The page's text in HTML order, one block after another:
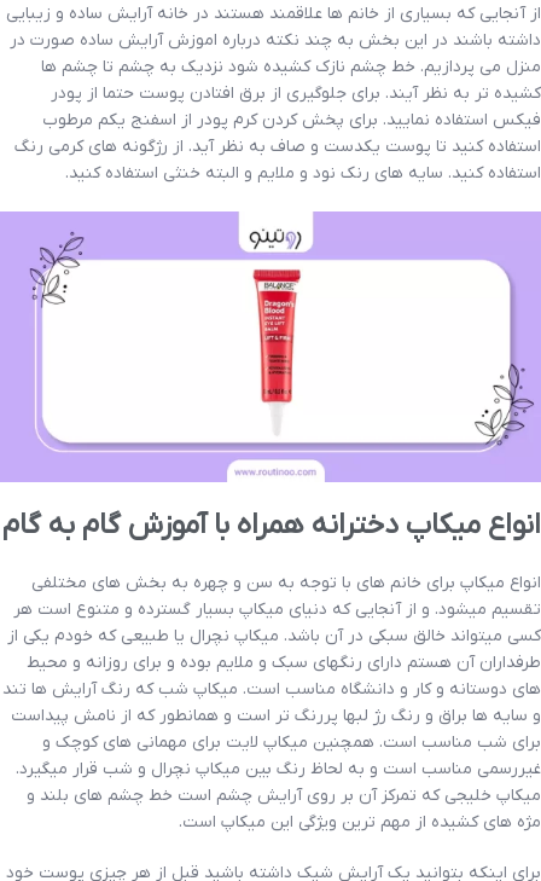
از آنجایی که بسیاری از خانم ها علاقمند هستند در خانه آرایش ساده و زیبایی
داشته باشند در این بخش به چند نکته درباره اموزش آرایش ساده صورت در
منزل می پردازیم. خط چشم نازک کشیده شود نزدیک به چشم تا چشم ها
کشیده تر به نظر آیند. برای جلوگیری از برق افتادن پوست حتما از پودر
فیکس استفاده نمایید. برای پخش کردن کرم پودر از اسفنج یکم مرطوب
استفاده کنید تا پوست یکدست و صاف به نظر آید. از رژگونه های کرمی رنگ
استفاده کنید. سایه های رنک نود و ملایم و البته خنثی استفاده کنید.
انواع میکاپ دخترانه همراه با آموزش گام به گام
انواع میکاپ برای خانم های با توجه به سن و چهره به بخش های مختلفی
تقسیم میشود. و از آنجایی که دنیای میکاپ بسیار گسترده و متنوع است هر
کسی میتواند خالق سبکی در آن باشد. میکاپ نچرال یا طبیعی که خودم یکی از
طرفداران آن هستم دارای رنگهای سبک و ملایم بوده و برای روزانه و محیط
های دوستانه و کار و دانشگاه مناسب است. میکاپ شب که رنگ آرایش ها تند
و سایه ها براق و رنگ رژ لبها پررنگ تر است و همانطور که از نامش پیداست
برای شب مناسب است. همچنین میکاپ لایت برای مهمانی های کوچک و
غیررسمی مناسب است و به لحاظ رنگ بین میکاپ نچرال و شب قرار میگیرد.
میکاپ خلیجی که تمرکز آن بر روی آرایش چشم است خط چشم های بلند و
مژه های کشیده از مهم ترین ویژگی این میکاپ است.
برای اینکه بتوانید یک آرایش شیک داشته باشید قبل از هر چیزی پوست خود